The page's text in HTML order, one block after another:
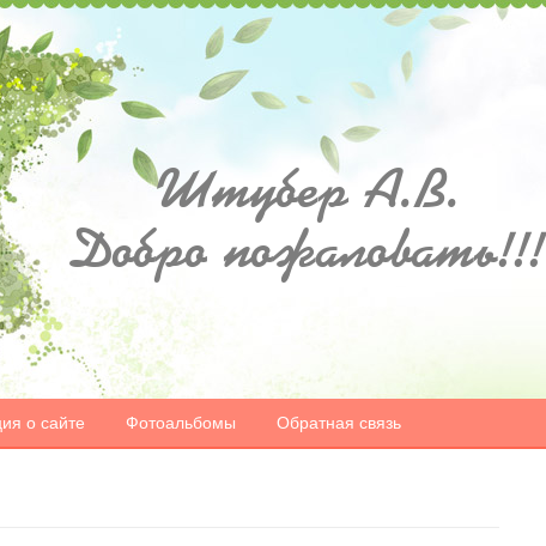
Штубер А.В.
Добро пожаловать!!!
о сайте Фотоальбомы Обратная связь